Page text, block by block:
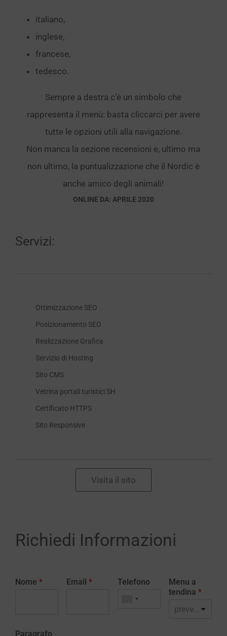
italiano,
inglese,
francese,
tedesco.
Sempre a destra c’è un simbolo che
rappresenta il menù: basta cliccarci per avere
tutte le opzioni utili alla navigazione.
Non manca la sezione recensioni e, ultimo ma
non ultimo, la puntualizzazione che il Nordic è
anche amico degli animali!
ONLINE DA: APRILE 2020
Servizi:
Ottimizzazione SEO
Posizionamento SEO
Realizzazione Grafica
Servizio di Hosting
Sito CMS
Vetrina portali turistici SH
Certificato HTTPS
Sito Responsive
Visita il sito
Richiedi Informazioni
Nome * Email * Telefono
Menu a
tendina *
preventivo realizzazione sito web
Paragrafo